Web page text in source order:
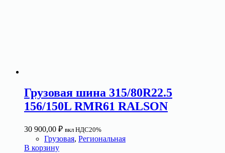
Грузовая шина 315/80R22.5
156/150L RMR61 RALSON
30 900,00 ₽ вкл НДС20%
Грузовая, Региональная
В корзину